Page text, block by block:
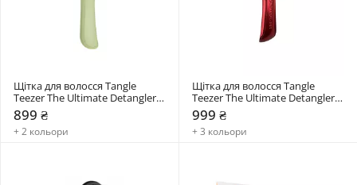
Щітка для волосся Tangle
Teezer The Ultimate Detangler
Matte
899 ₴
+ 2 кольори
Щітка для волосся Tangle
Teezer The Ultimate Detangler
Chrome
999 ₴
+ 3 кольори